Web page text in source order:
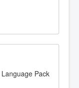
Pack